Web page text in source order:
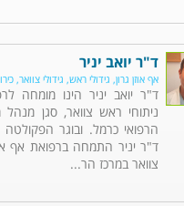
ד"ר יואב יניר
אף אוזן גרון, גידולי ראש, גידולי צוואר,
ד"ר יואב יניר הינו מומחה
ניתוחי ראש צוואר, סגן
הרפואי כרמל. ובוגר
ד"ר יניר התמחה ברפואת אף
צוואר במרכז הר...